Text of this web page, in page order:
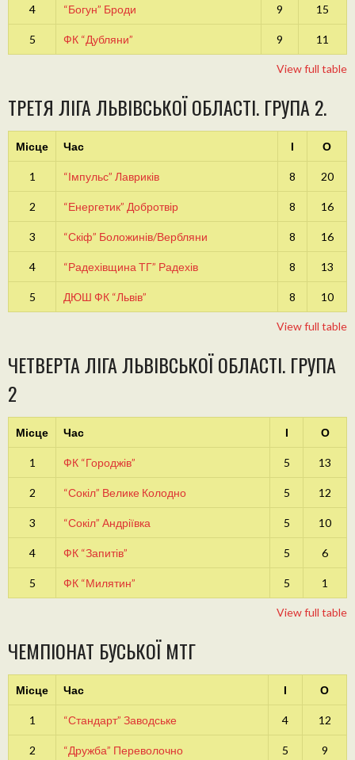
4 “Богун” Броди 9 15
5 ФК “Дубляни” 9 11
View full table
ТРЕТЯ ЛІГА ЛЬВІВСЬКОЇ ОБЛАСТІ. ГРУПА 2.
Місце Час І О
1 “Імпульс” Лавриків 8 20
2 “Енергетик” Добротвір 8 16
3 “Скіф” Боложинів/Вербляни 8 16
4 “Радехівщина ТГ” Радехів 8 13
5 ДЮШ ФК “Львів” 8 10
View full table
ЧЕТВЕРТА ЛІГА ЛЬВІВСЬКОЇ ОБЛАСТІ. ГРУПА
2
Місце Час І О
1 ФК “Городжів” 5 13
2 “Сокіл” Велике Колодно 5 12
3 “Сокіл” Андріївка 5 10
4 ФК “Запитів” 5 6
5 ФК “Милятин” 5 1
View full table
ЧЕМПІОНАТ БУСЬКОЇ МТГ
Місце Час І О
1 “Стандарт” Заводське 4 12
2 “Дружба” Переволочно 5 9